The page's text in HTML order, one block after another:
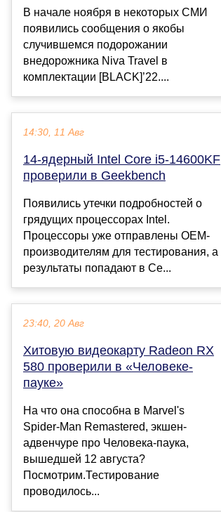
В начале ноября в некоторых СМИ
появились сообщения о якобы
случившемся подорожании
внедорожника Niva Travel в
комплектации [BLACK]’22....
14:30, 11 Авг
14-ядерный Intel Core i5-14600KF
проверили в Geekbench
Появились утечки подробностей о
грядущих процессорах Intel.
Процессоры уже отправлены OEM-
производителям для тестирования, а
результаты попадают в Се...
23:40, 20 Авг
Хитовую видеокарту Radeon RX
580 проверили в «Человеке-
пауке»
На что она способна в Marvel's
Spider-Man Remastered, экшен-
адвенчуре про Человека-паука,
вышедшей 12 августа?
Посмотрим.Тестирование
проводилось...